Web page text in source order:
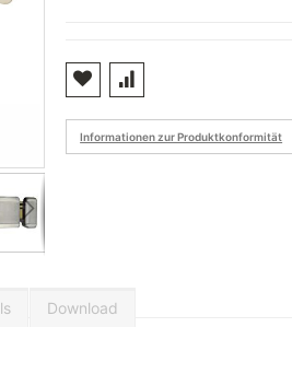
Informationen zur Produktkonformität
Download